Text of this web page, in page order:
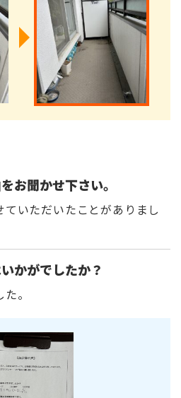
お聞かせ下さい。
いただいたことがありまし
かがでしたか？
。